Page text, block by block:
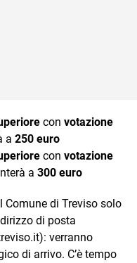
con votazione
a 250 euro
con votazione
a 300 euro
Comune di Treviso solo
di posta
verranno
di arrivo. C’è tempo